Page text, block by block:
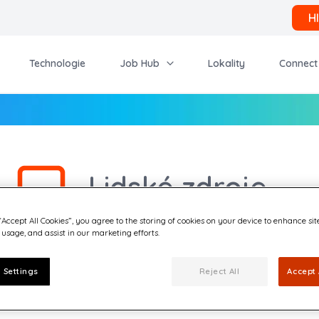
Technologie Job Hub Lokality
Lidské zdroje
Úspěch společnosti Quadient je dán talentem našeho
připojíte v oblasti lidských zdrojů, můžete pomoci
All Cookies”, you agree to the storing of cookies on your device to enhance
and assist in our marketing efforts.
Settings Reject All Accept